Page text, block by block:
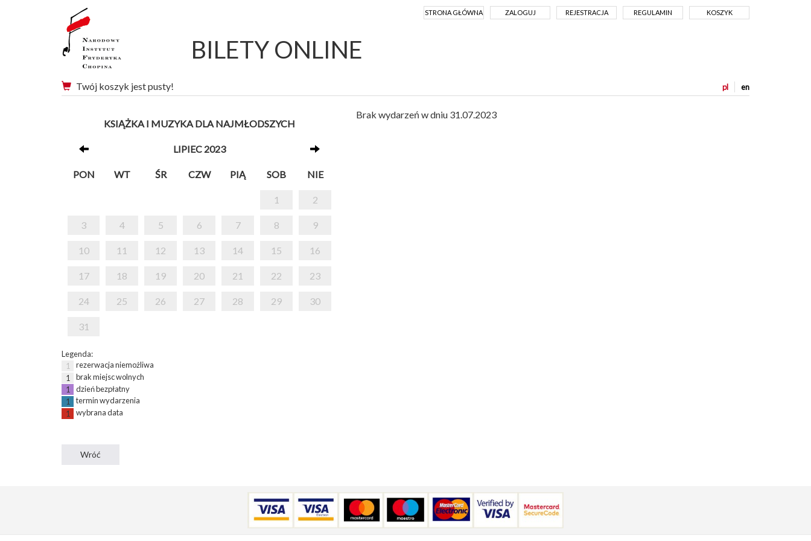
STRONA GŁÓWNA ZALOGUJ REJESTRACJA REGULAMIN KOSZYK
BILETY ONLINE
pl en
Twój koszyk jest pusty!
KSIĄŻKA I MUZYKA DLA NAJMŁODSZYCH
LIPIEC 2023
PON WT ŚR CZW PIĄ SOB NIE
1 2
3 4 5 6 7 8 9
10 11 12 13 14 15 16
17 18 19 20 21 22 23
24 25 26 27 28 29 30
31
Legenda:
1
rezerwacja niemożliwa
1
brak miejsc wolnych
1
dzień bezpłatny
1
termin wydarzenia
1
wybrana data
Brak wydarzeń w dniu 31.07.2023